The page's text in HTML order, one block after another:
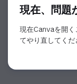
現在、問題
現在Canvaを開く
てやり直してくだ